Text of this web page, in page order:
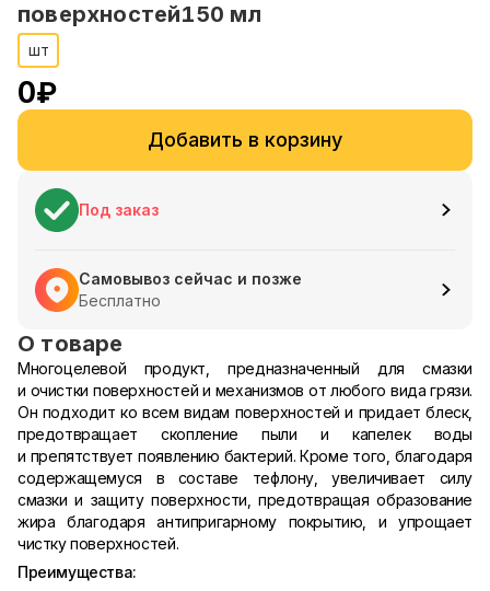
поверхностей150 мл
шт
0₽
Добавить в корзину
Под заказ
Самовывоз сейчас и позже
Бесплатно
О товаре
Многоцелевой продукт, предназначенный для смазки
и очистки поверхностей и механизмов от любого вида грязи.
Он подходит ко всем видам поверхностей и придает блеск,
предотвращает скопление пыли и капелек воды
и препятствует появлению бактерий. Кроме того, благодаря
содержащемуся в составе тефлону, увеличивает силу
смазки и защиту поверхности, предотвращая образование
жира благодаря антипригарному покрытию, и упрощает
чистку поверхностей.
Преимущества: